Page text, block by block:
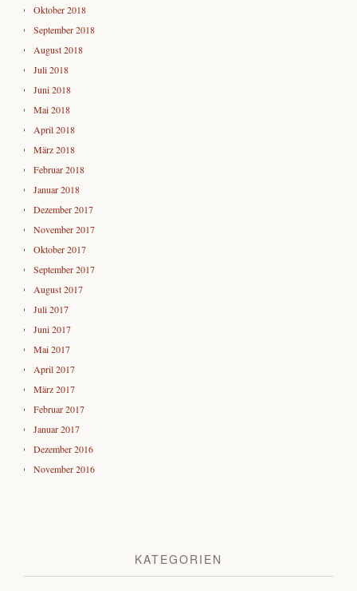
Oktober 2018
September 2018
August 2018
Juli 2018
Juni 2018
Mai 2018
April 2018
März 2018
Februar 2018
Januar 2018
Dezember 2017
November 2017
Oktober 2017
September 2017
August 2017
Juli 2017
Juni 2017
Mai 2017
April 2017
März 2017
Februar 2017
Januar 2017
Dezember 2016
November 2016
KATEGORIEN